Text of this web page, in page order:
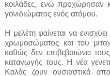
κοιλάδες, ενώ προχώρησαν
γονιδιώματος ενός ατόμου.
Η μελέτη φαίνεται να
χρωμοσώματος και του
καθώς δεν επιβεβαιώνει
καταγωγής τους. Η νέα
Καλάς ζουν ουσιαστικά